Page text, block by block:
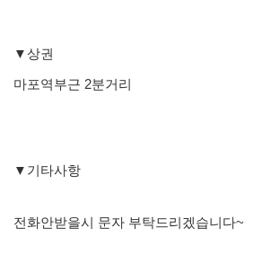
▼상권
마포역부근 2분거리
▼기타사항
전화안받을시 문자 부탁드리겠습니다~